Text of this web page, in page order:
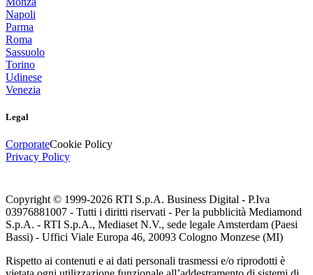
Napoli
Parma
Roma
Sassuolo
Torino
Udinese
Venezia
Legal
CorporateCookie Policy
Privacy Policy
Copyright © 1999-2026 RTI S.p.A. Business Digital - P.Iva
03976881007 - Tutti i diritti riservati - Per la pubblicità Mediamond
S.p.A. - RTI S.p.A., Mediaset N.V., sede legale Amsterdam (Paesi
Bassi) - Uffici Viale Europa 46, 20093 Cologno Monzese (MI)
Rispetto ai contenuti e ai dati personali trasmessi e/o riprodotti è